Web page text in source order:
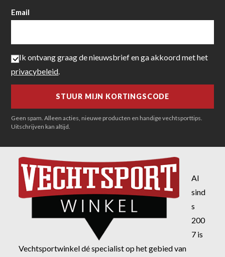
Email
Ik ontvang graag de nieuwsbrief en ga akkoord met het
privacybeleid.
Geen spam. Alleen acties, nieuwe producten en handige vechtsporttips.
Uitschrijven kan altijd.
Al
sind
s
200
7 is
Vechtsportwinkel dé specialist op het gebied van